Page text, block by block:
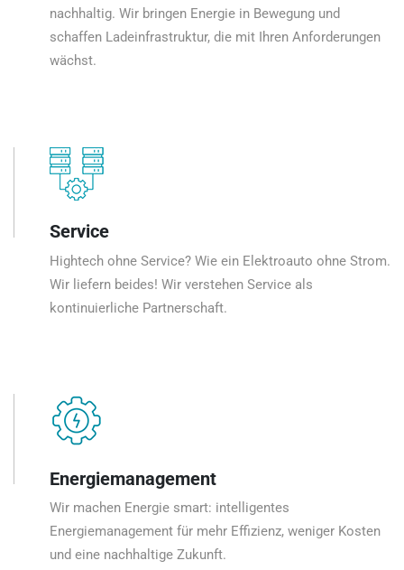
nachhaltig. Wir bringen Energie in Bewegung und
schaffen Ladeinfrastruktur, die mit Ihren Anforderungen
wächst.
Service
Hightech ohne Service? Wie ein Elektroauto ohne Strom.
Wir liefern beides! Wir verstehen Service als
kontinuierliche Partnerschaft.
Energiemanagement
Wir machen Energie smart: intelligentes
Energiemanagement für mehr Effizienz, weniger Kosten
und eine nachhaltige Zukunft.